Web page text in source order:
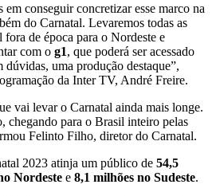
conseguir concretizar esse marco na
do Carnatal. Levaremos todas as
fora de época para o Nordeste e
com o g1, que poderá ser acessado
dúvidas, uma produção destaque”,
da Inter TV, André Freire.
vai levar o Carnatal ainda mais longe.
chegando para o Brasil inteiro pelas
Felinto Filho, diretor do Carnatal.
2023 atinja um público de 54,5
Nordeste e 8,1 milhões no Sudeste.